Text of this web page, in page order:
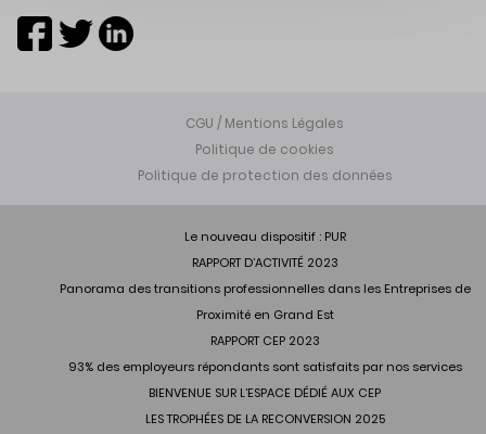
CGU / Mentions Légales
Politique de cookies
Politique de protection des données
Le nouveau dispositif : PUR
RAPPORT D’ACTIVITÉ 2023
Panorama des transitions professionnelles dans les Entreprises de
Proximité en Grand Est
RAPPORT CEP 2023
93% des employeurs répondants sont satisfaits par nos services
BIENVENUE SUR L’ESPACE DÉDIÉ AUX CEP
LES TROPHÉES DE LA RECONVERSION 2025